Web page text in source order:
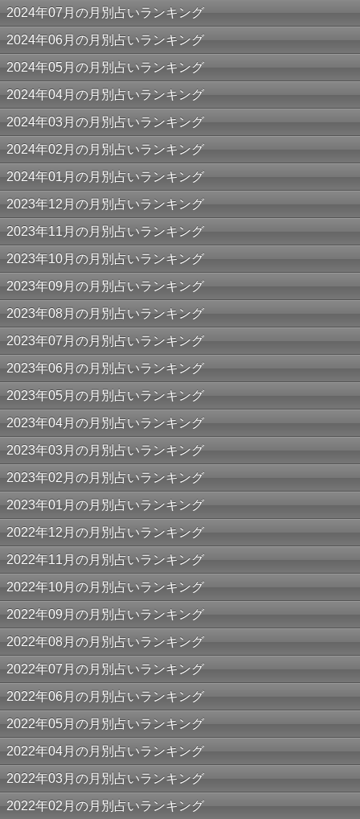
2024年07月の月別占いランキング
2024年06月の月別占いランキング
2024年05月の月別占いランキング
2024年04月の月別占いランキング
2024年03月の月別占いランキング
2024年02月の月別占いランキング
2024年01月の月別占いランキング
2023年12月の月別占いランキング
2023年11月の月別占いランキング
2023年10月の月別占いランキング
2023年09月の月別占いランキング
2023年08月の月別占いランキング
2023年07月の月別占いランキング
2023年06月の月別占いランキング
2023年05月の月別占いランキング
2023年04月の月別占いランキング
2023年03月の月別占いランキング
2023年02月の月別占いランキング
2023年01月の月別占いランキング
2022年12月の月別占いランキング
2022年11月の月別占いランキング
2022年10月の月別占いランキング
2022年09月の月別占いランキング
2022年08月の月別占いランキング
2022年07月の月別占いランキング
2022年06月の月別占いランキング
2022年05月の月別占いランキング
2022年04月の月別占いランキング
2022年03月の月別占いランキング
2022年02月の月別占いランキング